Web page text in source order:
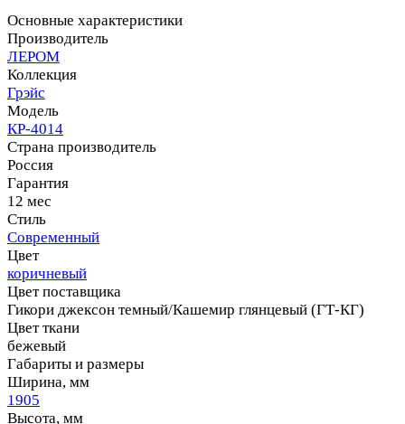
Основные характеристики
Производитель
ЛЕРОМ
Коллекция
Грэйс
Модель
КР-4014
Страна производитель
Россия
Гарантия
12 мес
Стиль
Современный
Цвет
коричневый
Цвет поставщика
Гикори джексон темный/Кашемир глянцевый (ГТ-КГ)
Цвет ткани
бежевый
Габариты и размеры
Ширина, мм
1905
Высота, мм